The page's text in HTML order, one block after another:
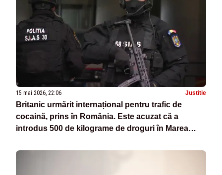
15 mai 2026, 22:06 Justitie
Britanic urmărit internațional pentru trafic de
cocaină, prins în România. Este acuzat că a
introdus 500 de kilograme de droguri în Marea